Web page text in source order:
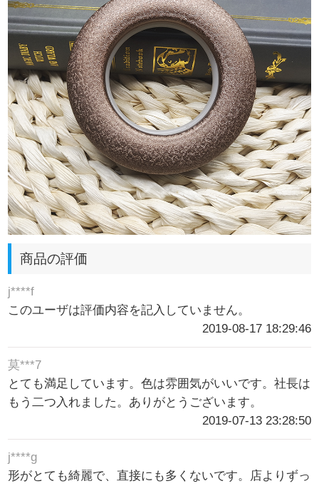
商品の評価
j****f
このユーザは評価内容を記入していません。
2019-08-17 18:29:46
莫***7
とても満足しています。色は雰囲気がいいです。社長は
もう二つ入れました。ありがとうございます。
2019-07-13 23:28:50
j****g
形がとても綺麗で、直接にも多くないです。店よりずっ